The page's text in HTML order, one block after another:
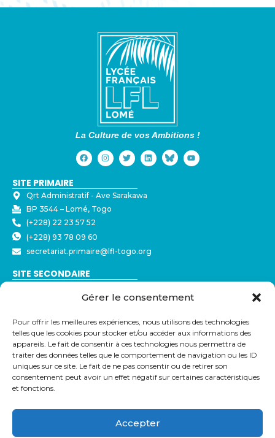
Gérer le consentement
Pour offrir les meilleures expériences, nous utilisons des technologies
telles que les cookies pour stocker et/ou accéder aux informations des
appareils. Le fait de consentir à ces technologies nous permettra de
traiter des données telles que le comportement de navigation ou les ID
uniques sur ce site. Le fait de ne pas consentir ou de retirer son
consentement peut avoir un effet négatif sur certaines caractéristiques
et fonctions.
Accepter
La Culture de vos Ambitions !
SITE PRIMAIRE
Qrt Administratif - ⁠Ave Sarakawa
BP 3544 – Lomé, Togo
(+228) 22 23 57 52
(+228) 93 78 09 60
secretariat.primaire@lfl-togo.org
SITE SECONDAIRE
BP 3544 – Lomé, Togo
(+228) 79 32 72 43
secretariat@lfl-togo.org
LIENS UTILES
Eduka
Pronote